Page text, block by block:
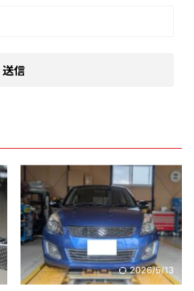
2026/5/13